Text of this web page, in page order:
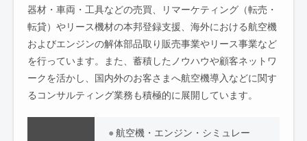
器材・車両・工具などの売買、リマーケティング（転売・
転貸）やリース機材の本邦登録支援、海外における航空機
およびエンジンの解体部品取り販売事業やリース事業など
を行っています。また、蓄積したノウハウや顧客ネットワ
ークを活かし、国内外のお客さまへ航空機導入などに関す
るコンサルティング業務も積極的に展開しています。
航空機・エンジン・シミュレー